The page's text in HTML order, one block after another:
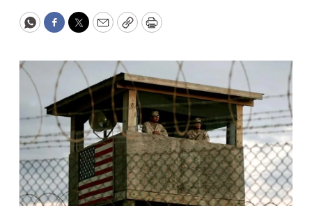
WhatsApp
Facebook
Twitter
EmailCopyPrint